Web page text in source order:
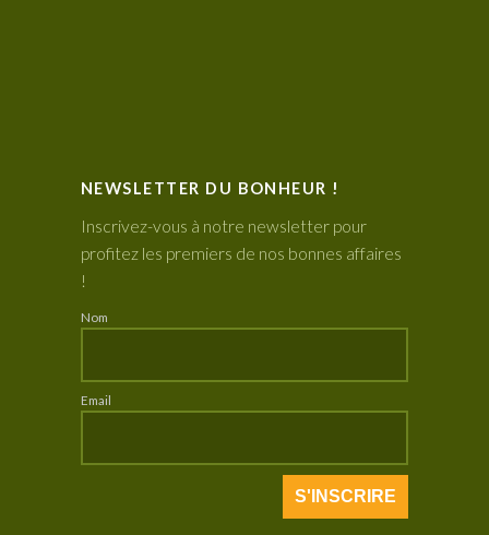
NEWSLETTER DU BONHEUR !
Inscrivez-vous à notre newsletter pour
profitez les premiers de nos bonnes affaires
!
Nom
Email